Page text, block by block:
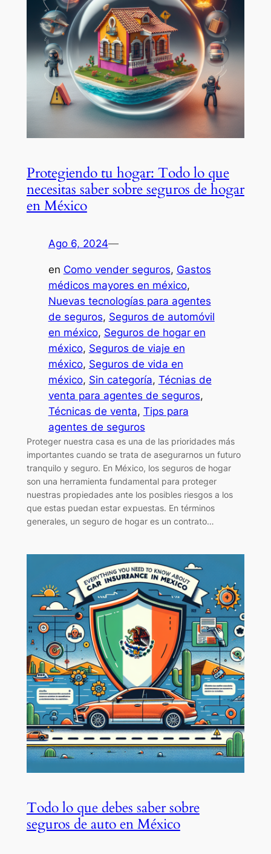
Protegiendo tu hogar: Todo lo que
necesitas saber sobre seguros de hogar
en México
Ago 6, 2024—
en Como vender seguros, Gastos
médicos mayores en méxico
Nuevas tecnologías para agentes
de seguros, Seguros de automóvil
en méxico, Seguros de hogar en
méxico, Seguros de viaje en
méxico, Seguros de vida en
méxico, Sin categoría, Técnias de
venta para agentes de seguros
Técnicas de venta, Tips para
agentes de seguros
Proteger nuestra casa es una de las prioridades más
importantes cuando se trata de asegurarnos un futuro
tranquilo y seguro. En México, los seguros de hogar
son una herramienta fundamental para proteger
nuestras propiedades ante los posibles riesgos a los
que estas puedan estar expuestas. En términos
generales, un seguro de hogar es un contrato…
Todo lo que debes saber sobre
seguros de auto en México